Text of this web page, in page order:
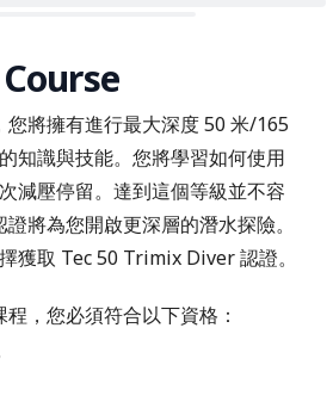
您將擁有進行最大深度 50 米/165
知識與技能。您將學習如何使用
減壓停留。達到這個等級並不容
將為您開啟更深層的潛水探險。
獲取 Tec 50 Trimix Diver 認證。
，您必須符合以下資格：